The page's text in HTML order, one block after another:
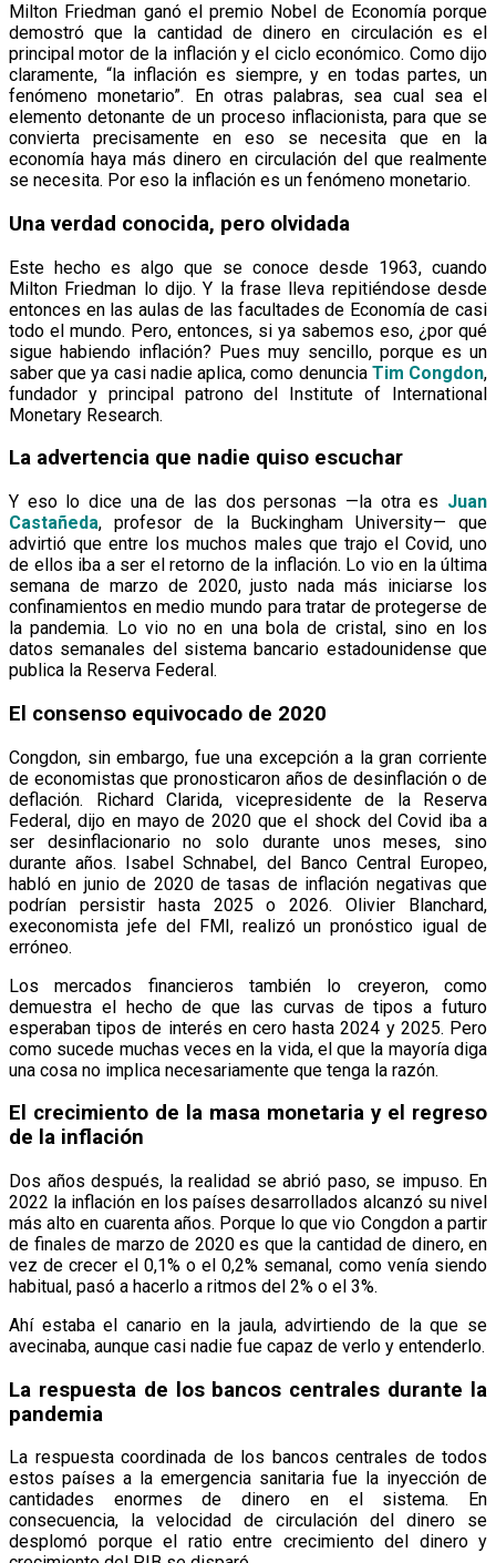
Milton Friedman ganó el premio Nobel de Economía porque
demostró que la cantidad de dinero en circulación es el
principal motor de la inflación y el ciclo económico. Como dijo
claramente, “la inflación es siempre, y en todas partes, un
fenómeno monetario”. En otras palabras, sea cual sea el
elemento detonante de un proceso inflacionista, para que se
convierta precisamente en eso se necesita que en la
economía haya más dinero en circulación del que realmente
se necesita. Por eso la inflación es un fenómeno monetario.
Una verdad conocida, pero olvidada
Este hecho es algo que se conoce desde 1963, cuando
Milton Friedman lo dijo. Y la frase lleva repitiéndose desde
entonces en las aulas de las facultades de Economía de casi
todo el mundo. Pero, entonces, si ya sabemos eso, ¿por qué
sigue habiendo inflación? Pues muy sencillo, porque es un
saber que ya casi nadie aplica, como denuncia Tim Congdon,
fundador y principal patrono del Institute of International
Monetary Research.
La advertencia que nadie quiso escuchar
Y eso lo dice una de las dos personas —la otra es Juan
Castañeda, profesor de la Buckingham University— que
advirtió que entre los muchos males que trajo el Covid, uno
de ellos iba a ser el retorno de la inflación. Lo vio en la última
semana de marzo de 2020, justo nada más iniciarse los
confinamientos en medio mundo para tratar de protegerse de
la pandemia. Lo vio no en una bola de cristal, sino en los
datos semanales del sistema bancario estadounidense que
publica la Reserva Federal.
El consenso equivocado de 2020
Congdon, sin embargo, fue una excepción a la gran corriente
de economistas que pronosticaron años de desinflación o de
deflación. Richard Clarida, vicepresidente de la Reserva
Federal, dijo en mayo de 2020 que el shock del Covid iba a
ser desinflacionario no solo durante unos meses, sino
durante años. Isabel Schnabel, del Banco Central Europeo,
habló en junio de 2020 de tasas de inflación negativas que
podrían persistir hasta 2025 o 2026. Olivier Blanchard,
execonomista jefe del FMI, realizó un pronóstico igual de
erróneo.
Los mercados financieros también lo creyeron, como
demuestra el hecho de que las curvas de tipos a futuro
esperaban tipos de interés en cero hasta 2024 y 2025. Pero
como sucede muchas veces en la vida, el que la mayoría diga
una cosa no implica necesariamente que tenga la razón.
El crecimiento de la masa monetaria y el regreso
de la inflación
Dos años después, la realidad se abrió paso, se impuso. En
2022 la inflación en los países desarrollados alcanzó su nivel
más alto en cuarenta años. Porque lo que vio Congdon a partir
de finales de marzo de 2020 es que la cantidad de dinero, en
vez de crecer el 0,1% o el 0,2% semanal, como venía siendo
habitual, pasó a hacerlo a ritmos del 2% o el 3%.
Ahí estaba el canario en la jaula, advirtiendo de la que se
avecinaba, aunque casi nadie fue capaz de verlo y entenderlo.
La respuesta de los bancos centrales durante la
pandemia
La respuesta coordinada de los bancos centrales de todos
estos países a la emergencia sanitaria fue la inyección de
cantidades enormes de dinero en el sistema. En
consecuencia, la velocidad de circulación del dinero se
desplomó porque el ratio entre crecimiento del dinero y